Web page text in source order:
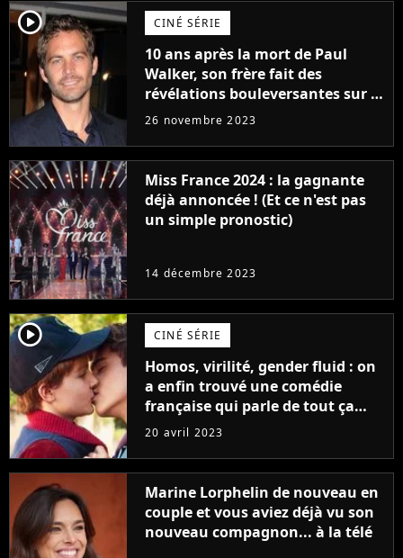
player2 CINÉ SÉRIE
10 ans après la mort de Paul
Walker, son frère fait des
révélations bouleversantes sur la
réaction des acteurs de Fast and
26 novembre 2023
Miss France 2024 : la gagnante
déjà annoncée ! (Et ce n'est pas
un simple pronostic)
14 décembre 2023
player2 CINÉ SÉRIE
Homos, virilité, gender fluid : on
a enfin trouvé une comédie
française qui parle de tout ça
sans être super ringarde
20 avril 2023
Marine Lorphelin de nouveau en
couple et vous aviez déjà vu son
nouveau compagnon... à la télé